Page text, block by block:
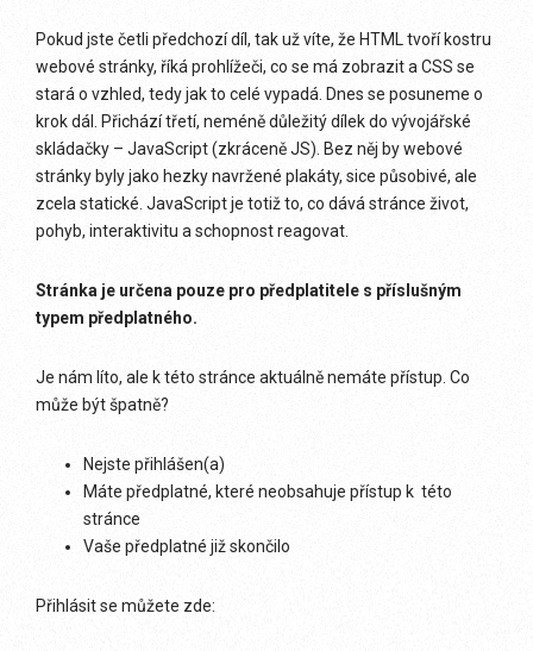
Pokud jste četli předchozí díl, tak už víte, že HTML tvoří kostru
webové stránky, říká prohlížeči, co se má zobrazit a CSS se
stará o vzhled, tedy jak to celé vypadá. Dnes se posuneme o
krok dál. Přichází třetí, neméně důležitý dílek do vývojářské
skládačky – JavaScript (zkráceně JS). Bez něj by webové
stránky byly jako hezky navržené plakáty, sice působivé, ale
zcela statické. JavaScript je totiž to, co dává stránce život,
pohyb, interaktivitu a schopnost reagovat.
Stránka je určena pouze pro předplatitele s příslušným
typem předplatného.
Je nám líto, ale k této stránce aktuálně nemáte přístup. Co
může být špatně?
Nejste přihlášen(a)
Máte předplatné, které neobsahuje přístup k této
stránce
Vaše předplatné již skončilo
Přihlásit se můžete zde: